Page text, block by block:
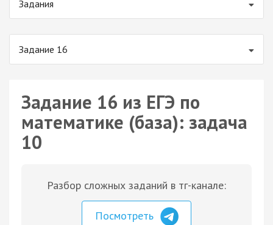
Задания
Задание 16
Задание 16 из ЕГЭ по
математике (база): задача
10
Разбор сложных заданий в тг-канале:
Посмотреть